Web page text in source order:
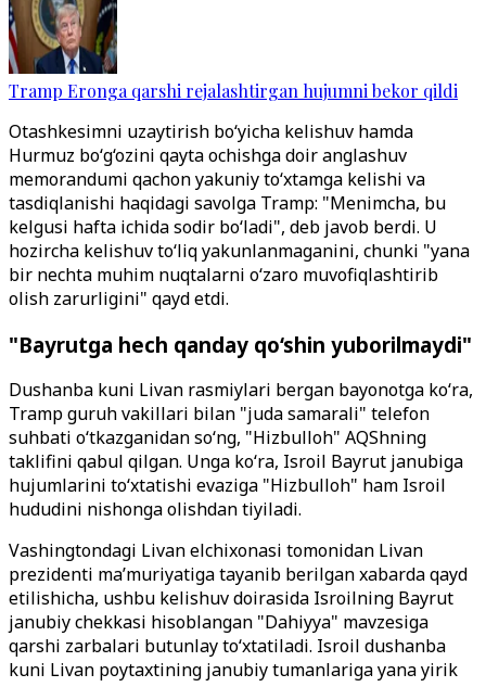
Tramp Eronga qarshi rejalashtirgan hujumni bekor qildi
Otashkesimni uzaytirish bo‘yicha kelishuv hamda
Hurmuz bo‘g‘ozini qayta ochishga doir anglashuv
memorandumi qachon yakuniy to‘xtamga kelishi va
tasdiqlanishi haqidagi savolga Tramp: "Menimcha, bu
kelgusi hafta ichida sodir bo‘ladi", deb javob berdi. U
hozircha kelishuv to‘liq yakunlanmaganini, chunki "yana
bir nechta muhim nuqtalarni o‘zaro muvofiqlashtirib
olish zarurligini" qayd etdi.
"Bayrutga hech qanday qo‘shin yuborilmaydi"
Dushanba kuni Livan rasmiylari bergan bayonotga ko‘ra,
Tramp guruh vakillari bilan "juda samarali" telefon
suhbati o‘tkazganidan so‘ng, "Hizbulloh" AQShning
taklifini qabul qilgan. Unga ko‘ra, Isroil Bayrut janubiga
hujumlarini to‘xtatishi evaziga "Hizbulloh" ham Isroil
hududini nishonga olishdan tiyiladi.
Vashingtondagi Livan elchixonasi tomonidan Livan
prezidenti ma’muriyatiga tayanib berilgan xabarda qayd
etilishicha, ushbu kelishuv doirasida Isroilning Bayrut
janubiy chekkasi hisoblangan "Dahiyya" mavzesiga
qarshi zarbalari butunlay to‘xtatiladi. Isroil dushanba
kuni Livan poytaxtining janubiy tumanlariga yana yirik